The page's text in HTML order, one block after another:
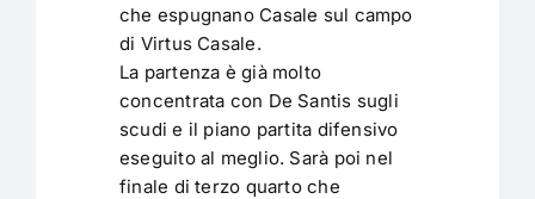
che espugnano Casale sul campo
di Virtus Casale.
La partenza è già molto
concentrata con De Santis sugli
scudi e il piano partita difensivo
eseguito al meglio. Sarà poi nel
finale di terzo quarto che